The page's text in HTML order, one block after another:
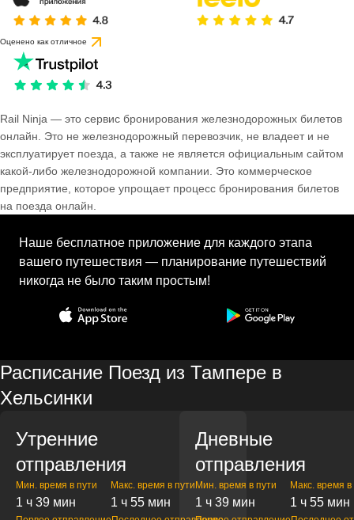
Оценено как отличное
Rail Ninja — это сервис бронирования железнодорожных билетов
онлайн. Это не железнодорожный перевозчик, не владеет и не
эксплуатирует поезда, а также не является официальным сайтом
какой-либо железнодорожной компании. Это коммерческое
предприятие, которое упрощает процесс бронирования билетов
на поезда онлайн.
Наше бесплатное приложение для каждого этапа
вашего путешествия — планирование путешествий
никогда не было таким простым!
Расписание Поезд из Тампере в
Хельсинки
Утренние
отправления
Мин. время в пути
1 ч 39 мин
Макс. время в пути
1 ч 55 мин
Дневные
отправления
Мин. время в пути
1 ч 39 мин
Макс. время в
1 ч 55 мин